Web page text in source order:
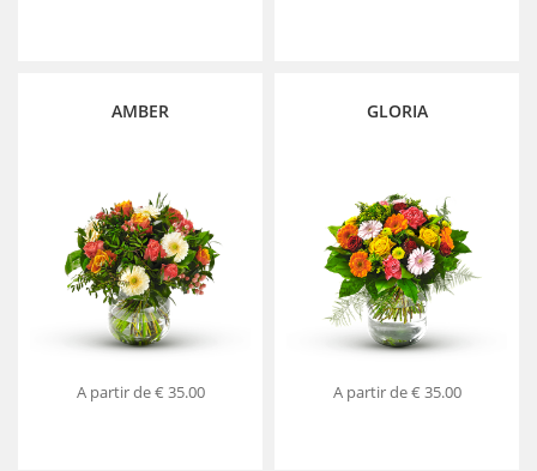
AMBER
A partir de€ 35.00
GLORIA
A partir de€ 35.00